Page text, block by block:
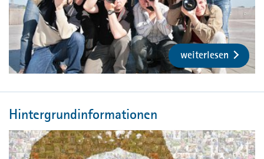
weiterlesen
Hintergrundinformationen